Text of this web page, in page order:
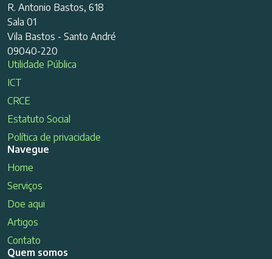
R. Antonio Bastos, 618
Sala 01
Vila Bastos - Santo André
09040-220
Utilidade Pública
ICT
CRCE
Estatuto Social
Política de privacidade
Navegue
Home
Serviços
Doe aqui
Artigos
Contato
Quem somos